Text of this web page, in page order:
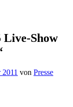
Live-Show
von Presse